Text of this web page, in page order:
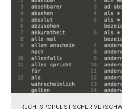
RECHTSPOPULISTISCHER